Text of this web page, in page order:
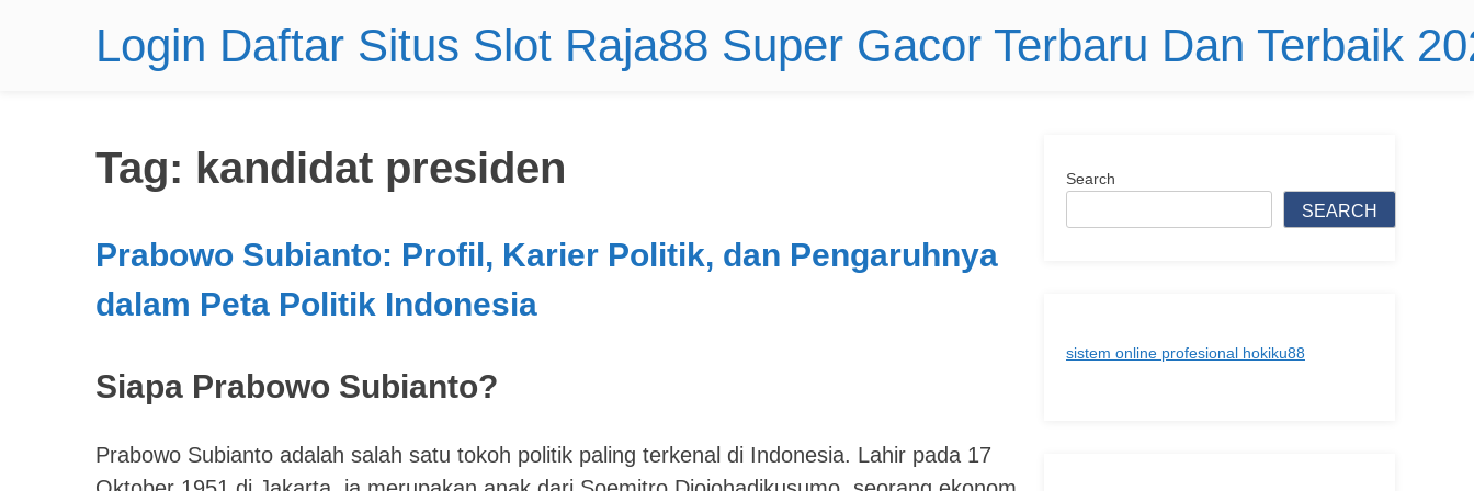
Login Daftar Situs Slot Raja88 Super Gacor Terbaru Dan Terbaik
Tag: kandidat presiden
Prabowo Subianto: Profil, Karier Politik, dan Pengaruhnya
dalam Peta Politik Indonesia
Siapa Prabowo Subianto?
Prabowo Subianto adalah salah satu tokoh politik paling terkenal di Indonesia. Lahir pada 17
Search
SEARCH
sistem online profesional hokiku88